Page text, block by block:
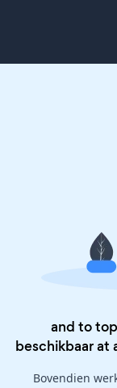
and to
beschikbaar at
Bovendien